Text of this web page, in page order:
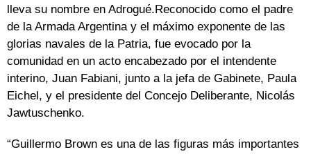
lleva su nombre en Adrogué.Reconocido como el padre
de la Armada Argentina y el máximo exponente de las
glorias navales de la Patria, fue evocado por la
comunidad en un acto encabezado por el intendente
interino, Juan Fabiani, junto a la jefa de Gabinete, Paula
Eichel, y el presidente del Concejo Deliberante, Nicolás
Jawtuschenko.
“Guillermo Brown es una de las figuras más importantes